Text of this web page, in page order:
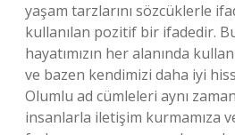
yaşam tarzlarını sözcüklerle
kullanılan pozitif bir ifadedir.
hayatımızın her alanında
ve bazen kendimizi daha iyi
Olumlu ad cümleleri aynı
insanlarla iletişim kurmamıza ve